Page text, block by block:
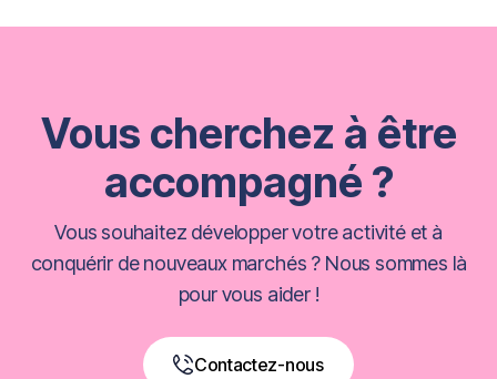
Vous cherchez à être
accompagné ?
Vous souhaitez développer votre activité et à
conquérir de nouveaux marchés ? Nous sommes là
pour vous aider !
Contactez-nous